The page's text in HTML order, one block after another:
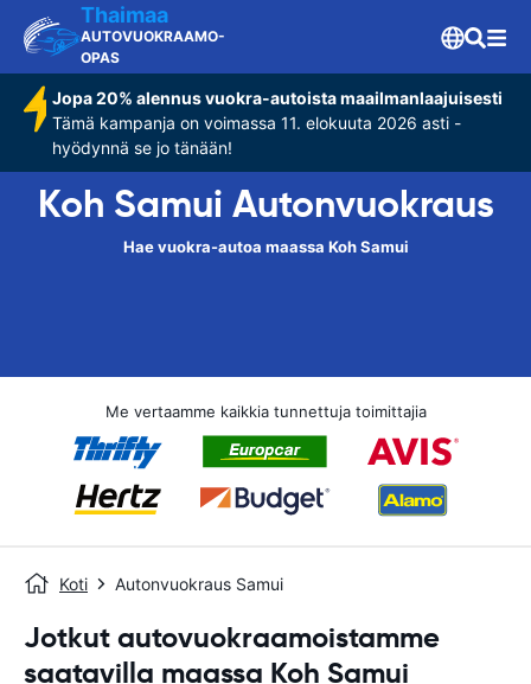
Thaimaa
AUTOVUOKRAAMO-
OPAS
Jopa 20% alennus vuokra-autoista maailmanlaajuisesti
Tämä kampanja on voimassa 11. elokuuta 2026 asti -
hyödynnä se jo tänään!
Koh Samui Autonvuokraus
Hae vuokra-autoa maassa Koh Samui
Me vertaamme kaikkia tunnettuja toimittajia
Koti Autonvuokraus Samui
Jotkut autovuokraamoistamme
saatavilla maassa Koh Samui